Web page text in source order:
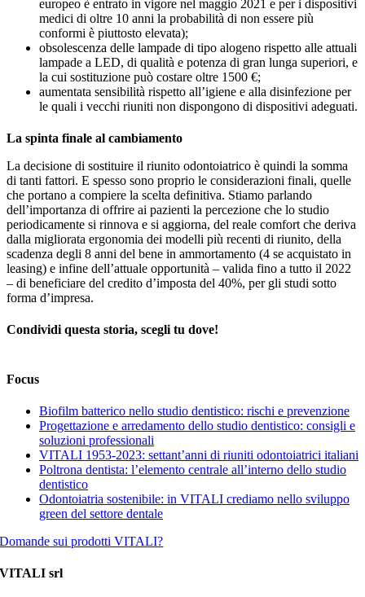
europeo è entrato in vigore nel maggio 2021 e per i dispositivi
medici di oltre 10 anni la probabilità di non essere più
conformi è piuttosto elevata);
obsolescenza delle lampade di tipo alogeno rispetto alle attuali
lampade a LED, di qualità e potenza di gran lunga superiori, e
la cui sostituzione può costare oltre 1500 €;
aumentata sensibilità rispetto all’igiene e alla disinfezione per
le quali i vecchi riuniti non dispongono di dispositivi adeguati.
La spinta finale al cambiamento
La decisione di sostituire il riunito odontoiatrico è quindi la somma
di tanti fattori. E spesso sono proprio le considerazioni finali, quelle
che portano a compiere la scelta definitiva. Stiamo parlando
dell’importanza di offrire ai pazienti la percezione che lo studio
periodicamente si rinnova e si aggiorna, del reale comfort che deriva
dalla migliorata ergonomia dei modelli più recenti di riunito, della
scadenza degli 8 anni del bene in ammortamento (4 se acquistato in
leasing) e infine dell’attuale opportunità – valida fino a tutto il 2022
– di beneficiare del credito d’imposta del 40%, per gli studi sotto
forma d’impresa.
Condividi questa storia, scegli tu dove!
Focus
Biofilm batterico nello studio dentistico: rischi e prevenzione
Progettazione e arredamento dello studio dentistico: consigli e
soluzioni professionali
VITALI 1953-2023: settant’anni di riuniti odontoiatrici italiani
Poltrona dentista: l’elemento centrale all’interno dello studio
dentistico
Odontoiatria sostenibile: in VITALI crediamo nello sviluppo
green del settore dentale
Domande sui prodotti VITALI?
VITALI srl